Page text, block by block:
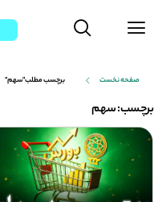
صفحه نخست برچسب مطلب"سهم"
برچسب: سهم